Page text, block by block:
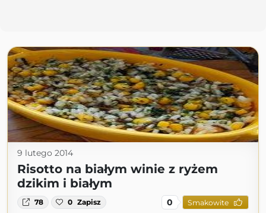
9 lutego 2014
Risotto na białym winie z ryżem
dzikim i białym
78 0 Zapisz 0 Smakowite